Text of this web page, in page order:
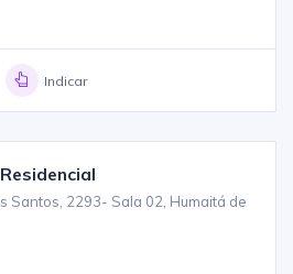
Indicar
Santos, 2293- Sala 02, Humaitá de